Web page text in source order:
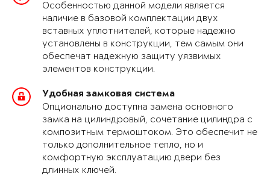
Особенностью данной модели является
наличие в базовой комплектации двух
вставных уплотнителей, которые надежно
установлены в конструкции, тем самым они
обеспечат надежную защиту уязвимых
элементов конструкции.
Удобная замковая система
Опционально доступна замена основного
замка на цилиндровый, сочетание цилиндра с
композитным термоштоком. Это обеспечит не
только дополнительное тепло, но и
комфортную эксплуатацию двери без
длинных ключей.